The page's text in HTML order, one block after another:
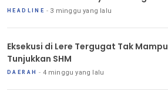
HEADLINE 3 minggu yang lalu
Eksekusi di Lere Tergugat Tak Mampu
Tunjukkan SHM
DAERAH 4 minggu yang lalu